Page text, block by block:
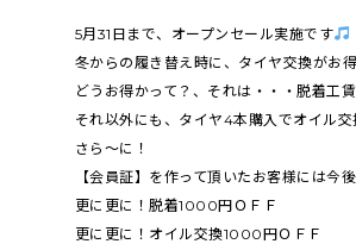
5月31日まで、オープンセール実施です
冬からの履き替え時に、タイヤ交換がお
どうお得かって？、それは・・・脱着工賃
それ以外にも、タイヤ4本購入でオイル交
さら～に！
【会員証】を作って頂いたお客様には今
更に更に！脱着1000円ＯＦＦ
更に更に！オイル交換1000円ＯＦＦ